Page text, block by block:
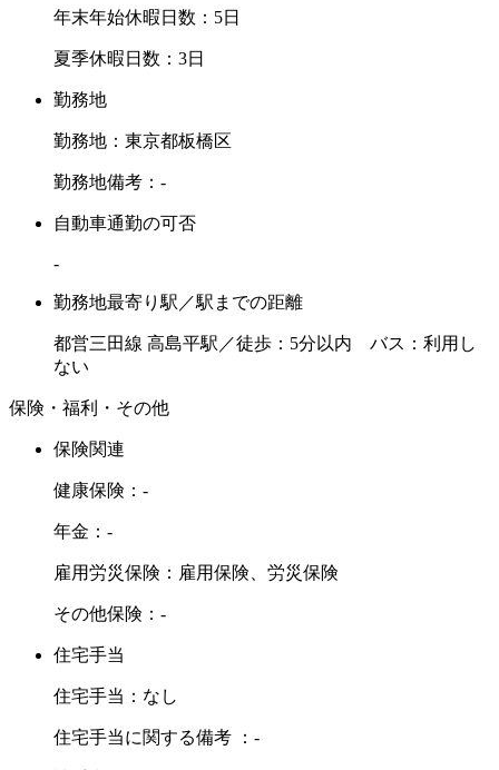
年末年始休暇日数：5日
夏季休暇日数：3日
勤務地
勤務地：東京都板橋区
勤務地備考：-
自動車通勤の可否
-
勤務地最寄り駅／駅までの距離
都営三田線 高島平駅／徒歩：5分以内 バス：利用し
ない
保険・福利・その他
保険関連
健康保険：-
年金：-
雇用労災保険：雇用保険、労災保険
その他保険：-
住宅手当
住宅手当：なし
住宅手当に関する備考 ：-